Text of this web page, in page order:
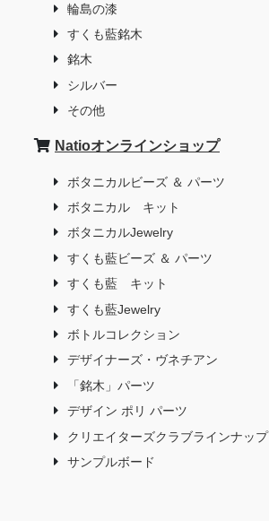
輪島の漆
すくも藍銘木
銘木
シルバー
その他
Natioオンラインショップ
ボタニカルビーズ ＆ パーツ
ボタニカル キット
ボタニカルJewelry
すくも藍ビーズ ＆ パーツ
すくも藍 キット
すくも藍Jewelry
ボトルコレクション
デザイナーズ・ヴネチアン
「銘木」パーツ
デザイン ポリ パーツ
クリエイターズクラブラインナップ
サンプルボード